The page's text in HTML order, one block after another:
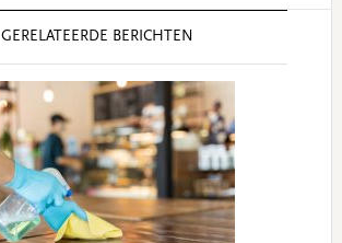
GERELATEERDE BERICHTEN